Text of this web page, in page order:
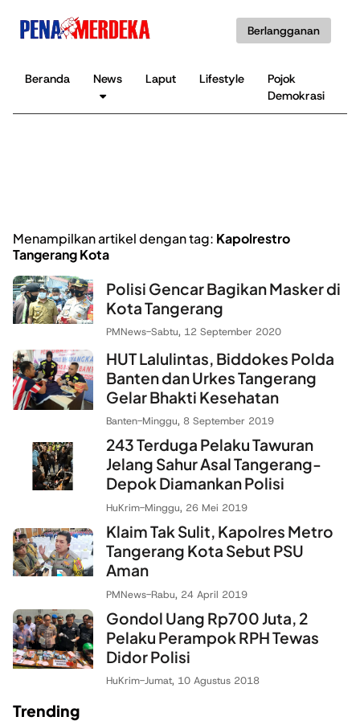
Berlangganan
Beranda News Laput Lifestyle
Pojok
Demokrasi
Menampilkan artikel dengan tag: Kapolrestro
Tangerang Kota
Polisi Gencar Bagikan Masker di
Kota Tangerang
PMNews-Sabtu, 12 September 2020
HUT Lalulintas, Biddokes Polda
Banten dan Urkes Tangerang
Gelar Bhakti Kesehatan
Banten-Minggu, 8 September 2019
243 Terduga Pelaku Tawuran
Jelang Sahur Asal Tangerang-
Depok Diamankan Polisi
HuKrim-Minggu, 26 Mei 2019
Klaim Tak Sulit, Kapolres Metro
Tangerang Kota Sebut PSU
Aman
PMNews-Rabu, 24 April 2019
Gondol Uang Rp700 Juta, 2
Pelaku Perampok RPH Tewas
Didor Polisi
HuKrim-Jumat, 10 Agustus 2018
Trending